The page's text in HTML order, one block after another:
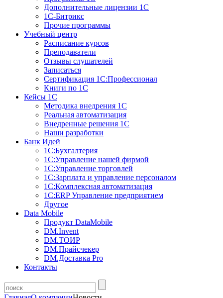
Дополнительные лицензии 1С
1С-Битрикс
Прочие программы
Учебный центр
Расписание курсов
Преподаватели
Отзывы слушателей
Записаться
Сертификация 1С:Профессионал
Книги по 1С
Кейсы 1С
Методика внедрения 1С
Реальная автоматизация
Внедренные решения 1С
Наши разработки
Банк Идей
1С:Бухгалтерия
1С:Управление нашей фирмой
1С:Управление торговлей
1С:Зарплата и управление персоналом
1С:Комплексная автоматизация
1С:ERP Управление предприятием
Другое
Data Mobile
Продукт DataMobile
DM.Invent
DM.ТОИР
DM.Прайсчекер
DM.Доставка Pro
Контакты